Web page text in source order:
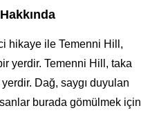
hikaye ile Temenni Hill,
yerdir. Temenni Hill, taka
Dağ, saygı duyulan
burada gömülmek için